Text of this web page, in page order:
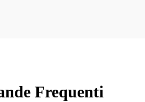
Frequenti